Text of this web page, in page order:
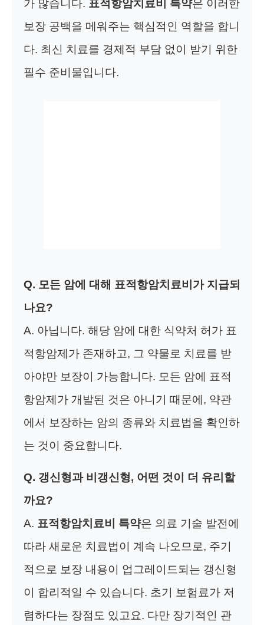
가 많습니다. 표적항암치료비 특약은 이러한
보장 공백을 메워주는 핵심적인 역할을 합니
다. 최신 치료를 경제적 부담 없이 받기 위한
필수 준비물입니다.
Q. 모든 암에 대해 표적항암치료비가 지급되
나요?
A. 아닙니다. 해당 암에 대한 식약처 허가 표
적항암제가 존재하고, 그 약물로 치료를 받
아야만 보장이 가능합니다. 모든 암에 표적
항암제가 개발된 것은 아니기 때문에, 약관
에서 보장하는 암의 종류와 치료법을 확인하
는 것이 중요합니다.
Q. 갱신형과 비갱신형, 어떤 것이 더 유리할
까요?
A. 표적항암치료비 특약은 의료 기술 발전에
따라 새로운 치료법이 계속 나오므로, 주기
적으로 보장 내용이 업그레이드되는 갱신형
이 합리적일 수 있습니다. 초기 보험료가 저
렴하다는 장점도 있고요. 다만 장기적인 관